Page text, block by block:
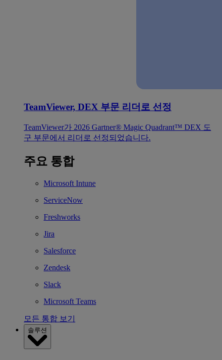
TeamViewer, DEX 부문 리더로 선정
TeamViewer가 2026 Gartner® Magic Quadrant™ DEX 도
구 부문에서 리더로 선정되었습니다.
주요 통합
Microsoft Intune
ServiceNow
Freshworks
Jira
Salesforce
Zendesk
Slack
Microsoft Teams
모든 통합 보기
솔루션